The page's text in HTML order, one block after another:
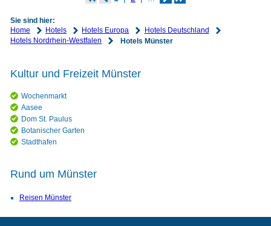
Sie sind hier:
Home
Hotels Hotels Europa
Hotels Deutschland
Hotels Nordrhein-Westfalen
Hotels Münster
Kultur und Freizeit Münster
Wochenmarkt
Aasee
Dom St. Paulus
Botanischer Garten
Stadthafen
Rund um Münster
Reisen Münster